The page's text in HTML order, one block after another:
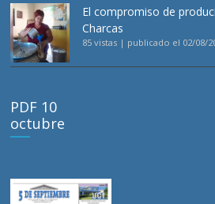
El compromiso de
Charcas
85 vistas | publicado el 02/08/
PDF 10
octubre